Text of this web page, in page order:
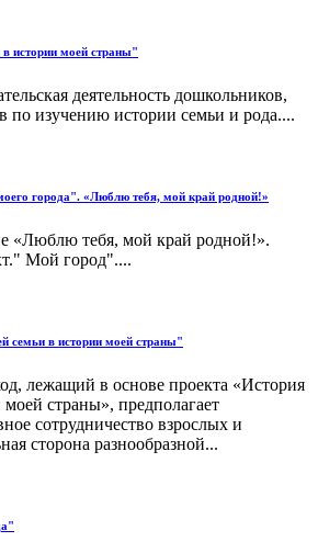
истории моей страны"
деятельность дошкольников,
по изучению истории семьи и рода....
города". «Люблю тебя, мой край родной!»
«Люблю тебя, мой край родной!».
Мой город"....
семьи в истории моей страны"
лежащий в основе проекта «История
страны», предполагает
сотрудничество взрослых и
сторона разнообразной...